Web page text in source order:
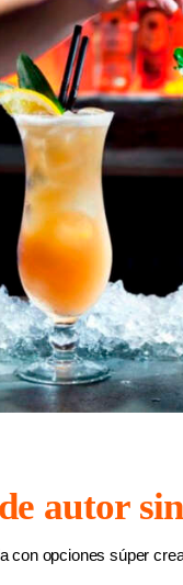
autor
con opciones súper